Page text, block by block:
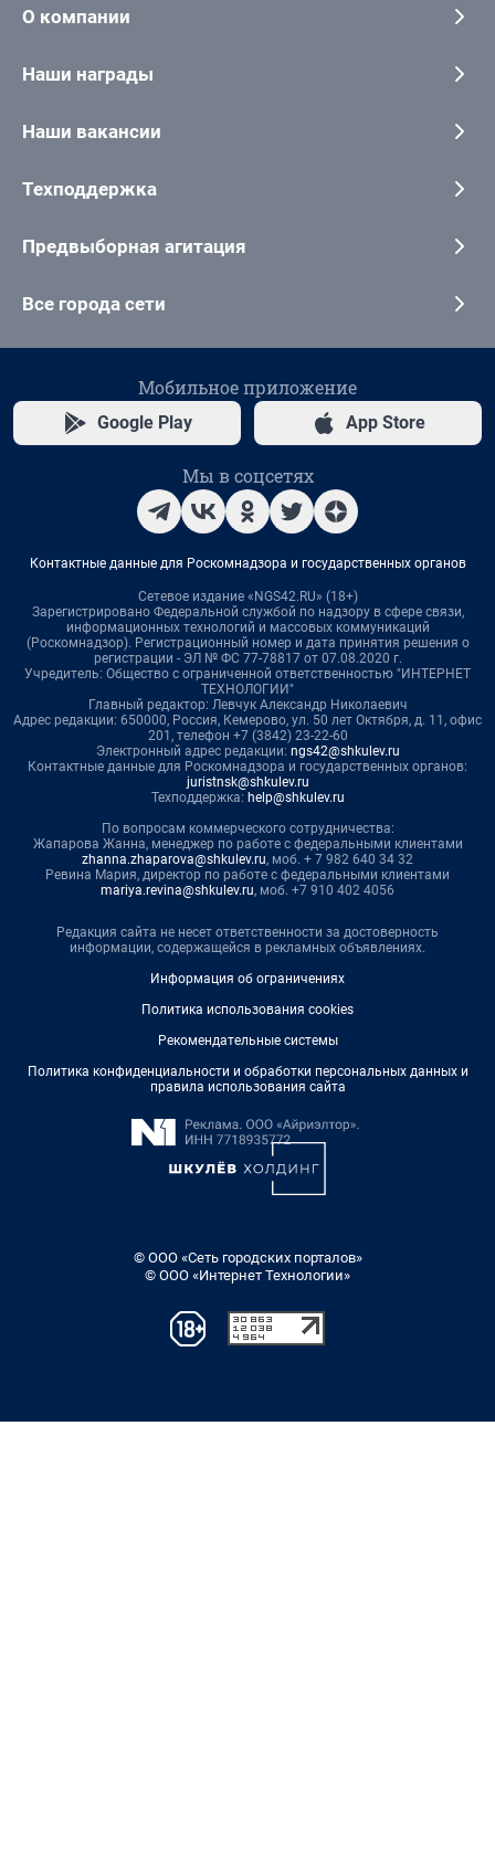
О компании
Наши награды
Наши вакансии
Техподдержка
Предвыборная агитация
Все города сети
Мобильное приложение
Google Play App Store
Мы в соцсетях
Контактные данные для Роскомнадзора и государственных органов
Сетевое издание «NGS42.RU» (18+)
Зарегистрировано Федеральной службой по надзору в сфере связи,
информационных технологий и массовых коммуникаций
(Роскомнадзор). Регистрационный номер и дата принятия решения о
регистрации - ЭЛ № ФС 77-78817 от 07.08.2020 г.
Учредитель: Общество с ограниченной ответственностью "ИНТЕРНЕТ
ТЕХНОЛОГИИ"
Главный редактор: Левчук Александр Николаевич
Адрес редакции: 650000, Россия, Кемерово, ул. 50 лет Октября, д. 11, офис
201, телефон +7 (3842) 23-22-60
Электронный адрес редакции: ngs42@shkulev.ru
Контактные данные для Роскомнадзора и государственных органов:
juristnsk@shkulev.ru
Техподдержка: help@shkulev.ru
По вопросам коммерческого сотрудничества:
Жапарова Жанна, менеджер по работе с федеральными клиентами
zhanna.zhaparova@shkulev.ru, моб. + 7 982 640 34 32
Ревина Мария, директор по работе с федеральными клиентами
mariya.revina@shkulev.ru, моб. +7 910 402 4056
Редакция сайта не несет ответственности за достоверность
информации, содержащейся в рекламных объявлениях.
Информация об ограничениях
Политика использования cookies
Рекомендательные системы
Политика конфиденциальности и обработки персональных данных и
правила использования сайта
© ООО «Сеть городских порталов»
© ООО «Интернет Технологии»